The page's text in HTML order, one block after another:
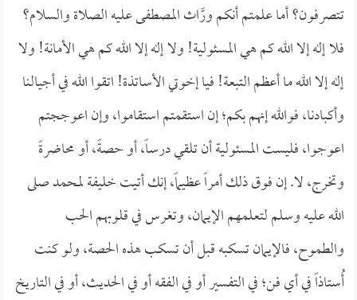
تتصرفون؟ أما علمتم أنكم ورَّاث المصطفى عليه الصلاة والسلام؟
فلا إله إلا الله كم هي المسئولية! ولا إله إلا الله كم هي الأمانة! ولا
إله إلا الله ما أعظم التبعة! فيا إخوتي الأساتذة! اتقوا الله في أجيالنا
وأكبادنا، فوالله إنهم بكم؛ إن استقمتم استقاموا، وإن اعوججتم
اعوجوا، فليست المسئولية أن تلقي درساً، أو حصةً، أو محاضرةً
وتخرج، لا. إن فوق ذلك أمراً عظيماً، إنك أتيت خليفة لمحمد صلى
الله عليه وسلم لتعلمهم الإيمان، وتغرس في قلوبهم الحب
والطموح، فالإيمان تسكبه قبل أن تسكب هذه الحصة، ولو كنت
أُستاذاً في أي فن؛ في التفسير أو في الفقه أو في الحديث، أو في التاريخ